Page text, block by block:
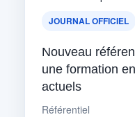
JOURNAL OFFICIEL
Nouveau
une formation
actuels
Référentiel